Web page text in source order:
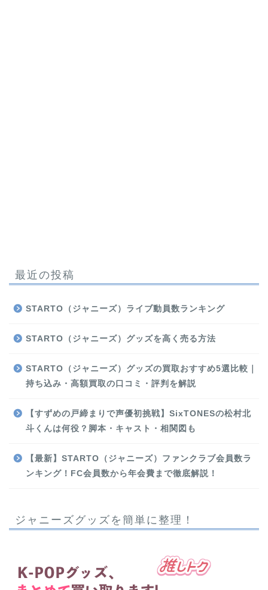
最近の投稿
STARTO（ジャニーズ）ライブ動員数ランキング
STARTO（ジャニーズ）グッズを高く売る方法
STARTO（ジャニーズ）グッズの買取おすすめ5選比較｜
持ち込み・高額買取の口コミ・評判を解説
【すずめの戸締まりで声優初挑戦】SixTONESの松村北
斗くんは何役？脚本・キャスト・相関図も
【最新】STARTO（ジャニーズ）ファンクラブ会員数ラ
ンキング！FC会員数から年会費まで徹底解説！
ジャニーズグッズを簡単に整理！